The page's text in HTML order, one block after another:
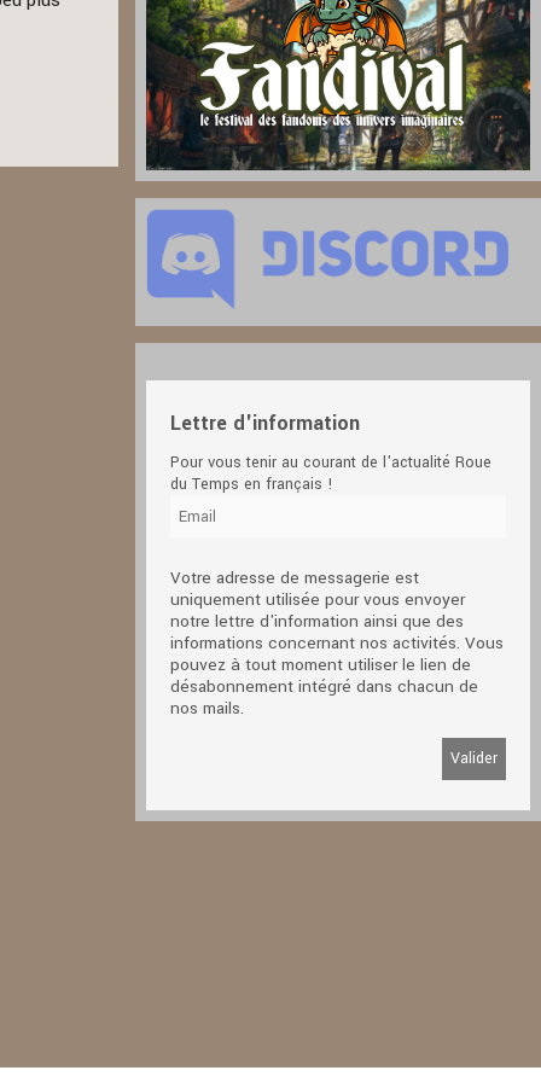
Lettre d'information
Pour vous tenir au courant de l'actualité Roue
du Temps en français !
Votre adresse de messagerie est
uniquement utilisée pour vous envoyer
notre lettre d'information ainsi que des
informations concernant nos activités. Vous
pouvez à tout moment utiliser le lien de
désabonnement intégré dans chacun de
nos mails.